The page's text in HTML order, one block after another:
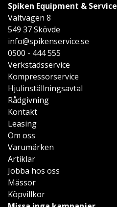
Spiken Equipment & Service
Vältvägen 8
549 37 Skövde
info@spikenservice.se
0500 - 444 555
Verkstadsservice
Kompressorservice
Hjulinställningsavtal
Rådgivning
Kontakt
Leasing
Om oss
Varumärken
Artiklar
Jobba hos oss
Mässor
Köpvillkor